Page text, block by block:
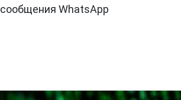
сообщения WhatsApp